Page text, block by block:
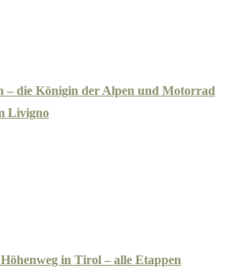
– die Königin der Alpen und Motorrad
Livigno
in Tirol – alle Etappen